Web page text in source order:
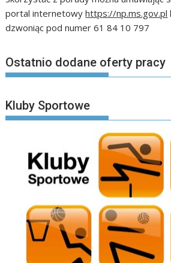
portal internetowyhttps://np.ms.gov.pl
dzwoniąc pod numer 61 84 10 797
Ostatnio dodane oferty pracy
Kluby Sportowe